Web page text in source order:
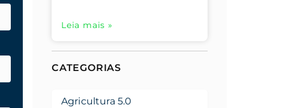
Leia mais »
CATEGORIAS
Agricultura 5.0